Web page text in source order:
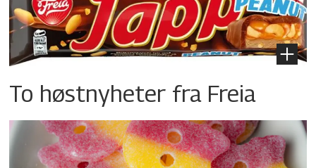
To høstnyheter fra Freia